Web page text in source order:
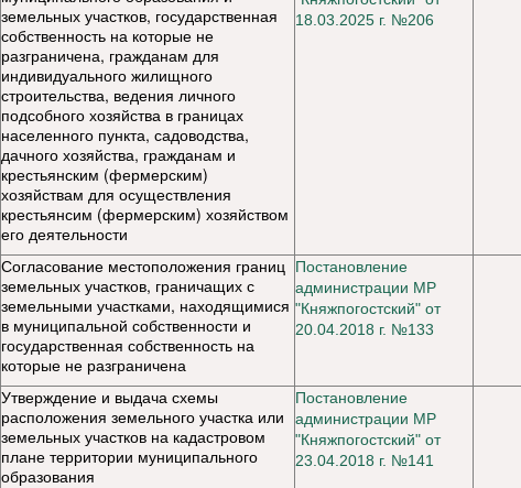
земельных участков, государственная
собственность на которые не
разграничена, гражданам для
индивидуального жилищного
строительства, ведения личного
подсобного хозяйства в границах
населенного пункта, садоводства,
дачного хозяйства, гражданам и
крестьянским (фермерским)
хозяйствам для осуществления
крестьянсим (фермерским) хозяйством
его деятельности
18.03.2025 г. №206
Согласование местоположения границ
земельных участков, граничащих с
земельными участками, находящимися
в муниципальной собственности и
государственная собственность на
которые не разграничена
Постановление
администрации МР
"Княжпогостский" от
20.04.2018 г. №133
Утверждение и выдача схемы
расположения земельного участка или
земельных участков на кадастровом
плане территории муниципального
образования
Постановление
администрации МР
"Княжпогостский" от
23.04.2018 г. №141